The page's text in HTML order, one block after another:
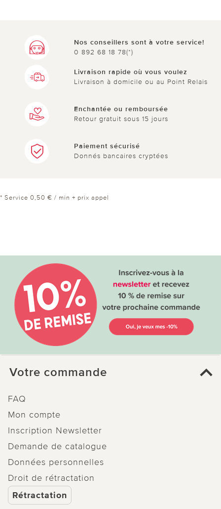
Nos conseillers sont à votre service!
0 892 68 18 78(*)
Livraison rapide où vous voulez
Livraison à domicile ou au Point Relais
Enchantée ou remboursée
Retour gratuit sous 15 jours
Paiement sécurisé
Donnés bancaires cryptées
* Service 0,50 € / min + prix appel
Votre commande
FAQ
Mon compte
Inscription Newsletter
Demande de catalogue
Données personnelles
Droit de rétractation
Rétractation